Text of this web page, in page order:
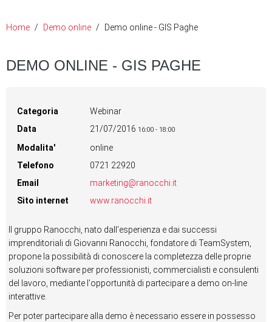
Home Demo online Demo online - GIS Paghe
DEMO ONLINE - GIS PAGHE
Categoria
Webinar
Data
21/07/2016 16:00 - 18:00
Modalita'
online
Telefono
0721 22920
Email
marketing@ranocchi.it
Sito internet
www.ranocchi.it
Il gruppo Ranocchi, nato dall'esperienza e dai successi
imprenditoriali di Giovanni Ranocchi, fondatore di TeamSystem,
propone la possibilità di conoscere la completezza delle proprie
soluzioni software per professionisti, commercialisti e consulenti
del lavoro, mediante l'opportunità di partecipare a demo on-line
interattive.
Per poter partecipare alla demo è necessario essere in possesso